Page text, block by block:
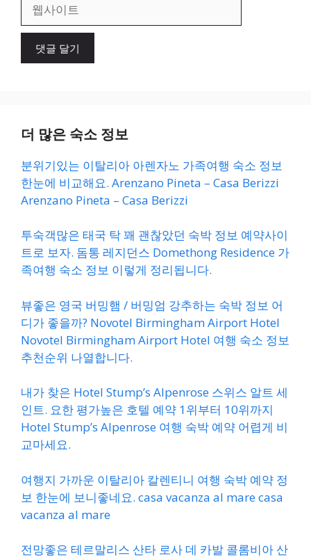
이
더 많은 숙소 정보
분위기있는 이탈리아 아렌자노 가족여행 숙소 정보
한눈에 비교해요. Arenzano Pineta – Casa Berizzi
Arenzano Pineta – Casa Berizzi
투숙객많은 태국 탁 꽤 괜찮았던 숙박 정보 예약사이
트로 보자. 돔통 레지던스 Domethong Residence 가
족여행 숙소 정보 이렇게 정리됩니다.
뷰좋은 영국 버밍햄 / 버밍엄 강추하는 숙박 정보 어
디가 좋을까? Novotel Birmingham Airport Hotel
Novotel Birmingham Airport Hotel 여행 숙소 정보
추천순위 나열합니다.
내가 찾은 Hotel Stump’s Alpenrose 스위스 알트 세
인트. 요한 평가높은 호텔 예약 1위부터 10위까지
Hotel Stump’s Alpenrose 여행 숙박 예약 어렵게 비
교마세요.
여행지 가까운 이탈리아 칼렌티니 여행 숙박 예약 정
보 한눈에 보니좋네요. casa vacanza al mare casa
vacanza al mare
전망좋은 테르말리스 산타 로사 데 카발 콜롬비아 산